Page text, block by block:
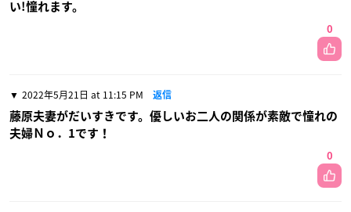
い!憧れます。
0
2022年5月21日 at 11:15 PM 返信
藤原夫妻がだいすきです。優しいお二人の関係が素敵で憧れの
夫婦Ｎｏ．1です！
0